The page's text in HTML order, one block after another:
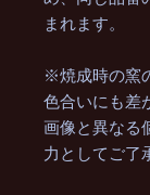
まれます。
※焼成時の窯
色合いにも差
画像と異なる
力としてご了